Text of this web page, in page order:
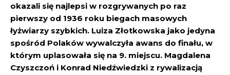
okazali się najlepsi w rozgrywanych po raz
pierwszy od 1936 roku biegach masowych
łyżwiarzy szybkich. Luiza Złotkowska jako jedyna
spośród Polaków wywalczyła awans do finału, w
którym uplasowała się na 9. miejscu. Magdalena
Czyszczoń i Konrad Niedźwiedzki z rywalizacją